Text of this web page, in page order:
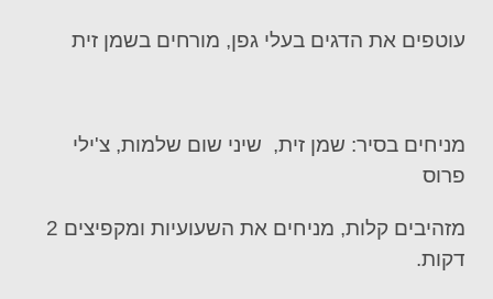
עוטפים את הדגים בעלי גפן, מורחים בשמן זית
מניחים בסיר: שמן זית, שיני שום שלמות, צ'ילי
פרוס
מזהיבים קלות, מניחים את השעועיות ומקפיצים 2
דקות.